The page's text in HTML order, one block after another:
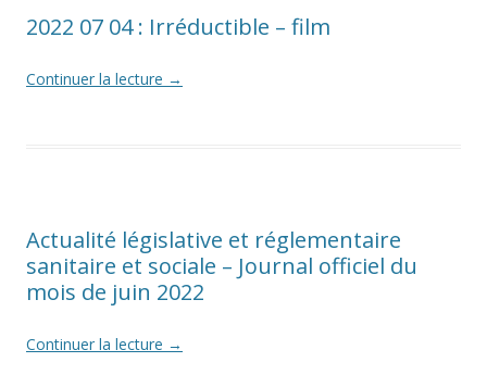
2022 07 04 : Irréductible – film
Continuer la lecture →
Actualité législative et réglementaire
sanitaire et sociale – Journal officiel du
mois de juin 2022
Continuer la lecture →